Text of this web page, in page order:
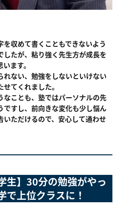
を収めて書くこともできないよう
したが、粘り強く先生方が成長を
ます。
れない、勉強をしないといけない
てくれました。
なことも、塾ではパーソナルの先
ですし、前向きな変化も少し悩ん
いただけるので、安心して通わせ
生】30分の勉強がやっ
上位クラスに！